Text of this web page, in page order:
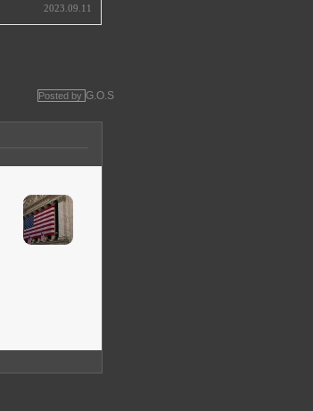
2023.09.11
Posted by G.O.S